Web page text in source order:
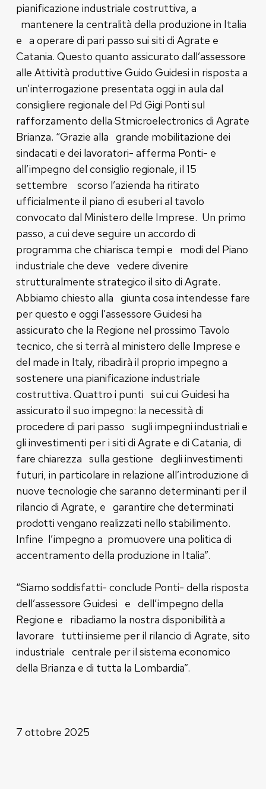
pianificazione industriale costruttiva, a
mantenere la centralità della produzione in Italia
e a operare di pari passo sui siti di Agrate e
Catania. Questo quanto assicurato dall’assessore
alle Attività produttive Guido Guidesi in risposta a
un’interrogazione presentata oggi in aula dal
consigliere regionale del Pd Gigi Ponti sul
rafforzamento della Stmicroelectronics di Agrate
Brianza. “Grazie alla grande mobilitazione dei
sindacati e dei lavoratori- afferma Ponti- e
all’impegno del consiglio regionale, il 15
settembre scorso l’azienda ha ritirato
ufficialmente il piano di esuberi al tavolo
convocato dal Ministero delle Imprese. Un primo
passo, a cui deve seguire un accordo di
programma che chiarisca tempi e modi del Piano
industriale che deve vedere divenire
strutturalmente strategico il sito di Agrate.
Abbiamo chiesto alla giunta cosa intendesse fare
per questo e oggi l’assessore Guidesi ha
assicurato che la Regione nel prossimo Tavolo
tecnico, che si terrà al ministero delle Imprese e
del made in Italy, ribadirà il proprio impegno a
sostenere una pianificazione industriale
costruttiva. Quattro i punti sui cui Guidesi ha
assicurato il suo impegno: la necessità di
procedere di pari passo sugli impegni industriali e
gli investimenti per i siti di Agrate e di Catania, di
fare chiarezza sulla gestione degli investimenti
futuri, in particolare in relazione all’introduzione di
nuove tecnologie che saranno determinanti per il
rilancio di Agrate, e garantire che determinati
prodotti vengano realizzati nello stabilimento.
Infine l’impegno a promuovere una politica di
accentramento della produzione in Italia”.
“Siamo soddisfatti- conclude Ponti- della risposta
dell’assessore Guidesi e dell’impegno della
Regione e ribadiamo la nostra disponibilità a
lavorare tutti insieme per il rilancio di Agrate, sito
industriale centrale per il sistema economico
della Brianza e di tutta la Lombardia”.
7 ottobre 2025